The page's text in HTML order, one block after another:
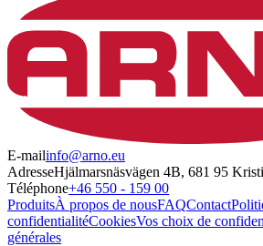
E-mailinfo@arno.eu
AdresseHjälmarsnäsvägen 4B, 681 95
Téléphone+46 550 - 159 00
ProduitsÀ propos de nousFAQContact
confidentialitéCookiesVos choix de
générales